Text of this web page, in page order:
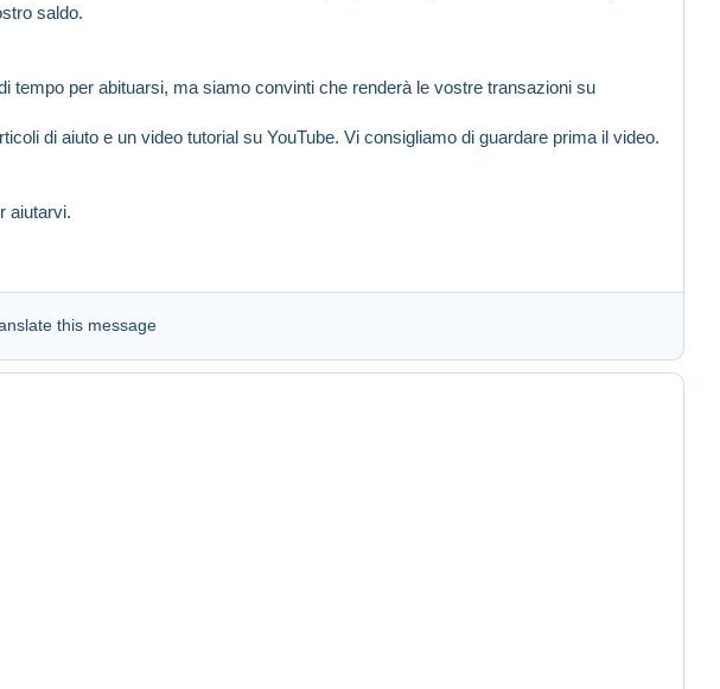
saldo.
tempo per abituarsi, ma siamo convinti che renderà le vostre transazioni su
di aiuto e un video tutorial su YouTube. Vi consigliamo di guardare prima il video.
aiutarvi.
this message